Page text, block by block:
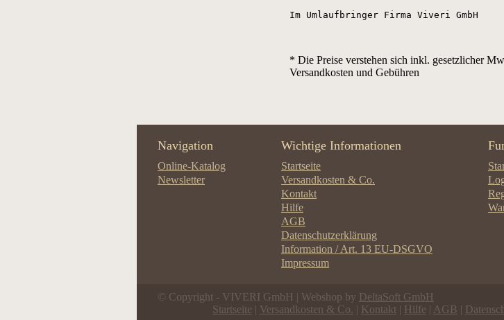
Im Umlaufbringer Firma Viveri GmbH
* Die Preise verstehen sich inkl. gesetzlicher
Versandkosten und Gebühren
Navigation
Online-Katalog
Newsletter
Wichtige Informationen
Startseite
Versandkosten & Co.
Kontakt
Hilfe
AGB
Datenschutzerklärung
Information / Art. 13 EU-DSGVO
Impressum
© Copyright - VIVERI GmbH | Webshop by DeltaSoft GmbH
Startseite | Versandkosten & Co. | Kontakt | Hilfe | AGB |